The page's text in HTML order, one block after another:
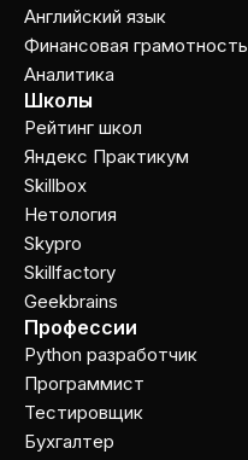
Английский язык
Финансовая грамотность
Аналитика
Школы
Рейтинг школ
Яндекс Практикум
Skillbox
Нетология
Skypro
Skillfactory
Geekbrains
Профессии
Python разработчик
Программист
Тестировщик
Бухгалтер